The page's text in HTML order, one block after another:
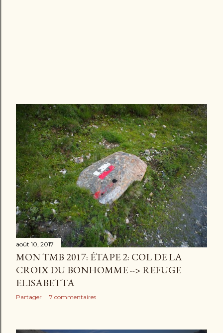
août 10, 2017
MON TMB 2017: ÉTAPE 2: COL DE LA
CROIX DU BONHOMME --> REFUGE
ELISABETTA
Partager 7 commentaires